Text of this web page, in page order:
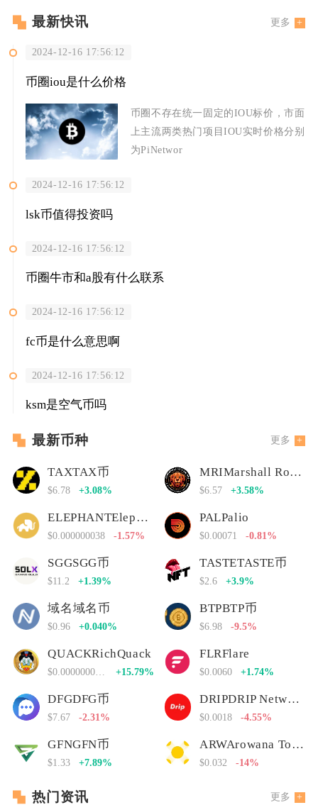
最新快讯 更多
2024-12-16 17:56:12
币圈iou是什么价格
币圈不存在统一固定的IOU标价，市面
上主流两类热门项目IOU实时价格分别
为PiNetwor
2024-12-16 17:56:12
lsk币值得投资吗
2024-12-16 17:56:12
币圈牛市和a股有什么联系
2024-12-16 17:56:12
fc币是什么意思啊
2024-12-16 17:56:12
ksm是空气币吗
最新币种 更多
TAXTAX币
$6.78 +3.08%
MRIMarshall Rogan Inu
$6.57 +3.58%
ELEPHANTElephant Money
$0.000000038 -1.57%
PALPalio
$0.00071 -0.81%
SGGSGG币
$11.2 +1.39%
TASTETASTE币
$2.6 +3.9%
域名域名币
$0.96 +0.040%
BTPBTP币
$6.98 -9.5%
QUACKRichQuack
+15.79%
FLRFlare
$0.0060 +1.74%
DFGDFG币
$7.67 -2.31%
DRIPDRIP Network
$0.0018 -4.55%
GFNGFN币
$1.33 +7.89%
ARWArowana Token
$0.032 -14%
热门资讯 更多